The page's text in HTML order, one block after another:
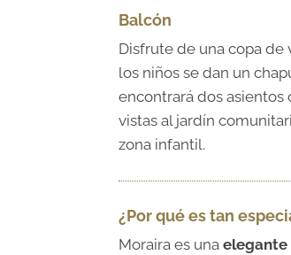
Balcón
Disfrute de una copa de
los niños se dan un
encontrará dos asientos
vistas al jardín
zona infantil.
¿Por qué es tan
Moraira es una